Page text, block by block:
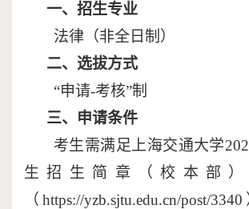
一、招生专业
法律（非全日制）
二、选拔方式
“申请-考核”制
三、申请条件
考生需满足上海交通大学
生招生简章
（校本部）
（ https://yzb.sjtu.edu.cn/post/3340